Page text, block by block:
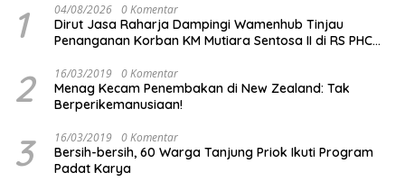
1 04/08/2026 0 Komentar
Dirut Jasa Raharja Dampingi Wamenhub Tinjau
Penanganan Korban KM Mutiara Sentosa II di RS PHC
2 16/03/2019 0 Komentar
Menag Kecam Penembakan di New Zealand: Tak
Berperikemanusiaan!
3 16/03/2019 0 Komentar
Bersih-bersih, 60 Warga Tanjung Priok Ikuti Program
Padat Karya